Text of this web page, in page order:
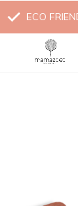
ECO